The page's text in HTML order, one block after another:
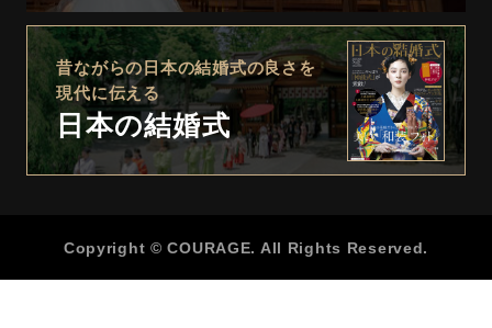
昔ながらの日本の結婚式の良さを
現代に伝える
日本の結婚式
Copyright © COURAGE. All Rights Reserved.